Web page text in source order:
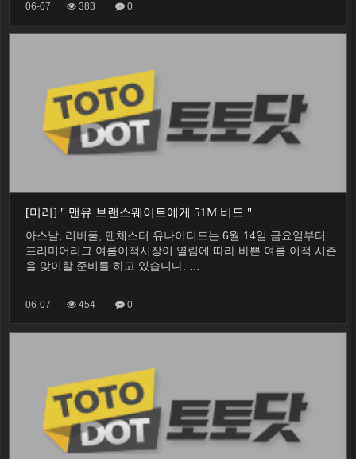
06-07 383 0
[미러] " 맨유 브랜스웨이트에게 51M 비드 "
아스날, 리버풀, 맨체스터 유나이티드는 6월 14일 금요일부터
프리미어리그 여름이적시장이 열림에 따라 바쁜 여름 이적 시즌
을 맞이할 준비를 하고 있습니다. …
06-07 454 0